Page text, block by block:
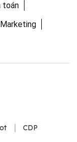
toán
CDP